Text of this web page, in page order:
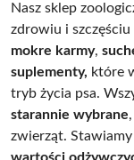
Nasz sklep
zdrowiu i
mokre karmy,
suplementy, które
tryb życia psa.
starannie wybrane
zwierząt. Stawiamy